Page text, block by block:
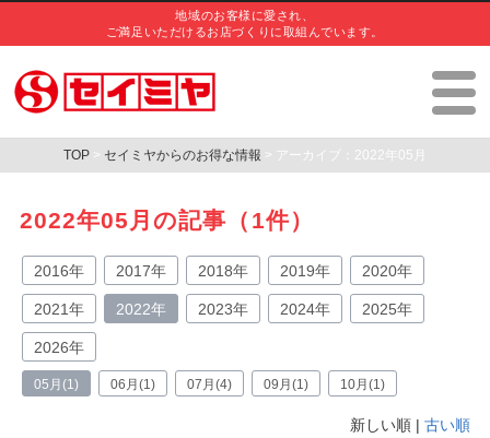
地域のお客様に愛され、
ご満足いただけるお店づくりに取組んでいます。
TOP > セイミヤからのお得な情報 > アーカイブ：2022年05月
2022年05月の記事（1件）
2016年 2017年 2018年 2019年 2020年
2021年 2022年 2023年 2024年 2025年
2026年
05月(1) 06月(1) 07月(4) 09月(1) 10月(1)
新しい順 |古い順